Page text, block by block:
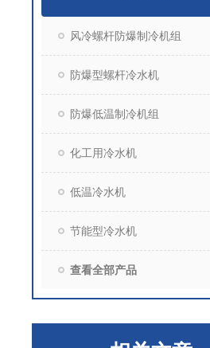
风冷螺杆防爆制冷机组
防爆型螺杆冷水机
防爆低温制冷机组
化工用冷水机
低温冷水机
节能型冷水机
查看全部产品